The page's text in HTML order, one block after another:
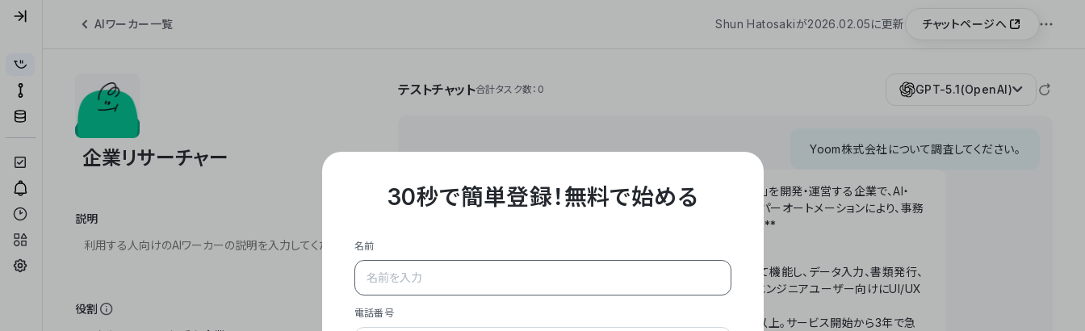
AIワーカー一覧 Shun Hatosakiが2026.02.05に更新 チャットページへ
説明
役割
テストチャット合計タスク数：0 GPT-5.1(OpenAI)
Yoom株式会社について調査してください。
**Yoom株式会社は、ビジネスオートメーションSaaS「Yoom」を開発・運営する企業で、AI・
API・RPA・OCRなどの技術をノーコードで組み合わせたハイパーオートメーションにより、事務
作業やデスクワークを自動化するサービスを提供しています。**
- **主力プロダクト「Yoom」**: SaaS連携データベースとして機能し、データ入力、書類発行、
メール対応、請求書処理、日報作成などの業務を自動化。非エンジニアユーザー向けにUI/UX
- **実績**: 国内利用社数20,000社超、直近成長率300%以上。サービス開始から3年で急
30秒で簡単登録！無料で始める
名前
電話番号